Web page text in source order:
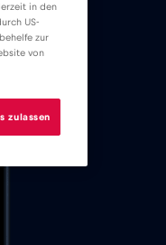
in den
US-
zur
von
zulassen